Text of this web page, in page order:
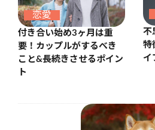
恋愛
付き合い始め3ヶ月は重
要！カップルがするべき
こと&長続きさせるポイン
ト
不
特
イ